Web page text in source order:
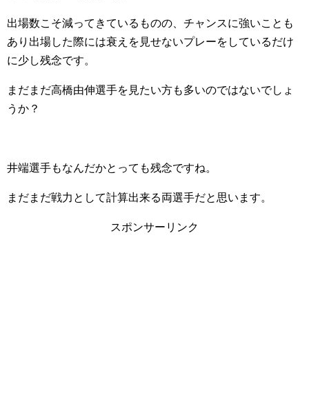
出場数こそ減ってきているものの、チャンスに強いことも
あり出場した際には衰えを見せないプレーをしているだけ
に少し残念です。
まだまだ高橋由伸選手を見たい方も多いのではないでしょ
うか？
井端選手もなんだかとっても残念ですね。
まだまだ戦力として計算出来る両選手だと思います。
スポンサーリンク